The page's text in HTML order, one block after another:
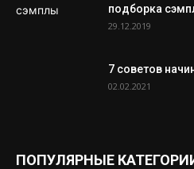
подборка
29.12.2019
7 советов
02.02.2021
ПОПУЛЯРНЫЕ